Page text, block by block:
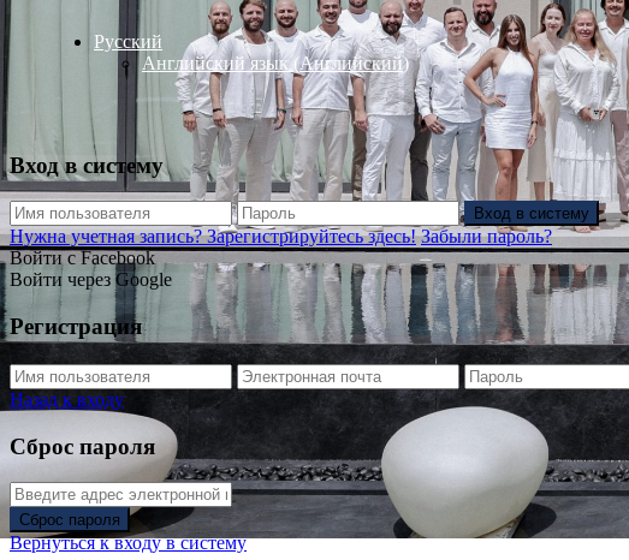
Русский
Английский язык (Английский)
Вход в систему
Вход в систему
Нужна учетная запись? Зарегистрируйтесь здесь! Забыли пароль?
Войти с Facebook
Войти через Google
Регистрация
Назад к входу
Сброс пароля
Сброс пароля
Вернуться к входу в систему